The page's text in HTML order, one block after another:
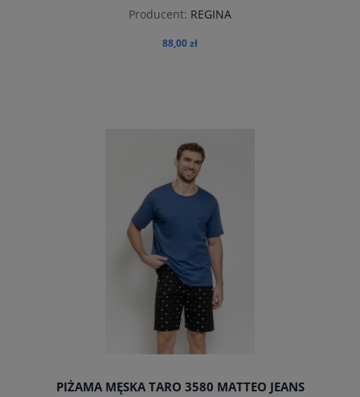
Producent: REGINA
88,00 zł
do koszyka
PIŻAMA MĘSKA TARO 3580 MATTEO JEANS